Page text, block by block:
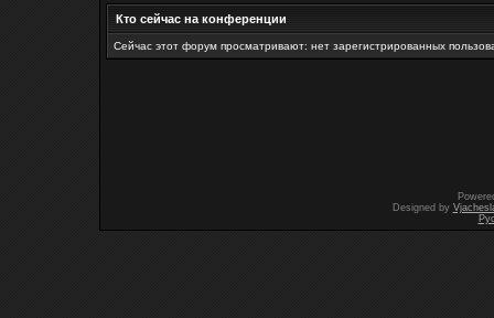
Кто сейчас на конференции
Сейчас этот форум просматривают: нет зарегистрированных
Designed by